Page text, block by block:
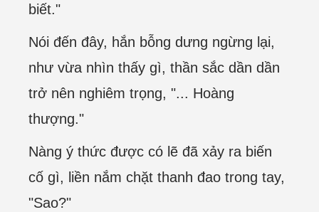
biết."
Nói đến đây, hắn bỗng dưng ngừng lại,
như vừa nhìn thấy gì, thần sắc dần dần
trở nên nghiêm trọng, "... Hoàng
thượng."
Nàng ý thức được có lẽ đã xảy ra biến
cố gì, liền nắm chặt thanh đao trong tay,
"Sao?"